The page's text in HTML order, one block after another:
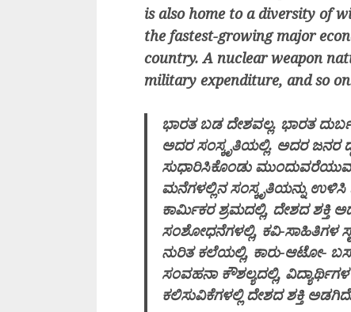
is also home to a diversity of
the fastest-growing major
country. A nuclear weapon
military expenditure, and so
ಭಾರತ ಬಡ ದೇಶವಲ್ಲ. ಭಾರತ
ಅದರ ಸಂಸ್ಕೃತಿಯಲ್ಲಿ. ಅದರ ಜನರ
ಸುಧಾರಿಸಿಕೊಂಡು
ಮನೆಗಳಲ್ಲಿನ ಸಂಸ್ಕೃತಿಯನ್ನು
ಕಾರ್ಮಿಕರ ಶ್ರಮದಲ್ಲಿ, ದೇಶದ ಶಕ್ತಿ
ಸಂಶೋಧನೆಗಳಲ್ಲಿ, ಕವಿ-ಸಾಹಿತಿಗಳ
ನುರಿತ ಕಲೆಯಲ್ಲಿ, ಕಾರು-ಆಟೋ-
ಸಂವಹನಾ ಕೌಶಲ್ಯದಲ್ಲಿ,
ಕಲಿಸುವಿಕೆಗಳಲ್ಲಿ ದೇಶದ ಶಕ್ತಿ